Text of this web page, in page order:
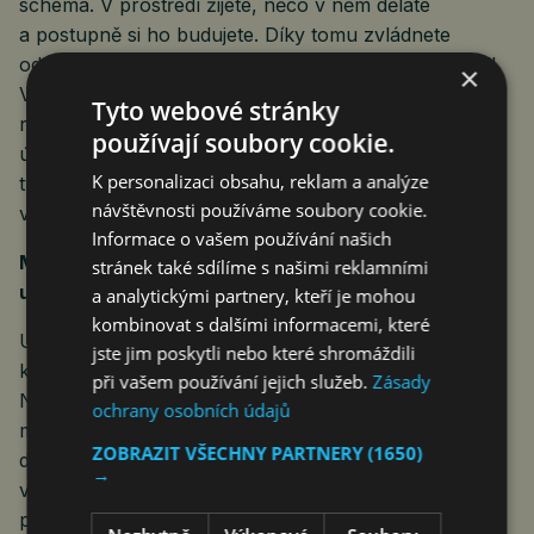
schéma. V prostředí žijete, něco v něm děláte
a postupně si ho budujete. Díky tomu zvládnete
odpovědět i na otázku, na kterou jste se nikdy neučil.
V matematice je to stejné. Když dítě vztahu opravdu
rozumí, rozpozná ho i v situaci, která nevypadá jako
úloha z učebnice. Když se naučí jen vzoreček na
typových příkladech, nemusí mu v reálném světě
vůbec dojít, že právě teď ho má použít.
Metoda nestojí na učebnici, ale na učiteli. Co musí
učitel umět jinak než v klasické výuce?
Učitel je naprosto zásadní. Vzniká nedorozumění,
když se řekne, že má být „akusticky nepřítomný“.
Neznamená to, že je nedůležitý. Naopak. Jako
moderátor diskuse musí zajistit, aby byla produktivní:
dobře organizovat hodinu, hlídat, že se zapojí všichni,
vědět, kdy debatu posunout a kdy dětem nechat
prostor. A hlavně musí dětem důvěřovat. To bývá
×
Tyto webové stránky
používají soubory cookie.
K personalizaci obsahu, reklam a analýze
návštěvnosti používáme soubory cookie.
Informace o vašem používání našich
stránek také sdílíme s našimi reklamními
a analytickými partnery, kteří je mohou
kombinovat s dalšími informacemi, které
jste jim poskytli nebo které shromáždili
při vašem používání jejich služeb.Zásady
ochrany osobních údajů
ZOBRAZIT VŠECHNY PARTNERY(1650)
→